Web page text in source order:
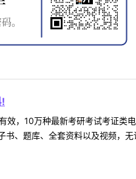
效，10万种最新考研考试考证类
书、题库、全套资料以及视频，